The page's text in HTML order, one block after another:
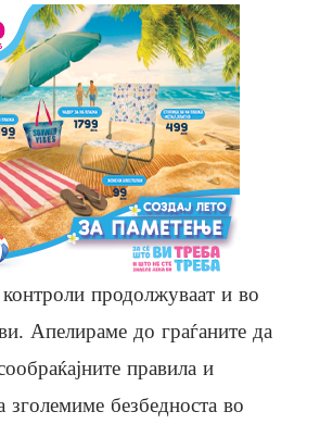
продолжуваат и во
Апелираме до граѓаните да
правила и
зголемиме безбедноста во